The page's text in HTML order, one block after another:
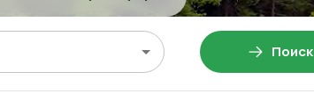
Поиск